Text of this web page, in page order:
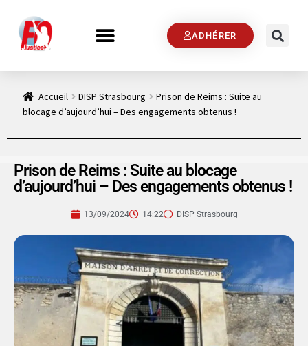
ADHÉRER
Accueil DISP Strasbourg
Prison de Reims : Suite au
blocage d’aujourd’hui – Des engagements obtenus !
Prison de Reims : Suite au blocage
d’aujourd’hui – Des engagements obtenus !
13/09/2024 14:22 DISP Strasbourg